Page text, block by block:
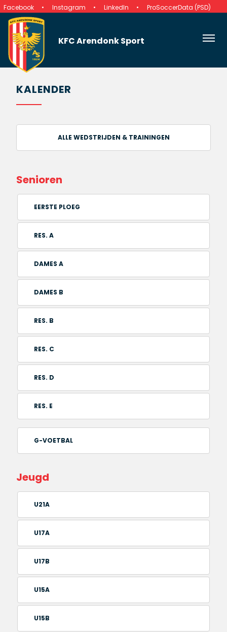
Facebook Instagram LinkedIn ProSoccerData (PSD)
KFC Arendonk Sport
KALENDER
ALLE WEDSTRIJDEN & TRAININGEN
Senioren
EERSTE PLOEG
RES. A
DAMES A
DAMES B
RES. B
RES. C
RES. D
RES. E
G-VOETBAL
Jeugd
U21A
U17A
U17B
U15A
U15B